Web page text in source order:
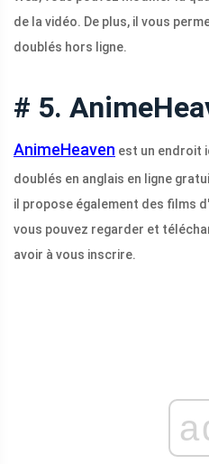
de la vidéo. De plus, il vous
doublés hors ligne.
# 5.
AnimeHeaven est un endroit
doublés en anglais en ligne
il propose également des films
vous pouvez regarder et
avoir à vous inscrire.